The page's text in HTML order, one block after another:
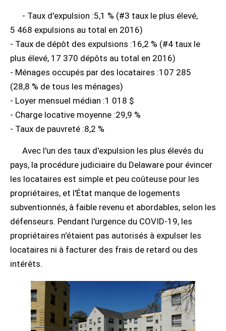
- Taux d'expulsion :5,1 % (#3 taux le plus élevé,
5 468 expulsions au total en 2016)
- Taux de dépôt des expulsions :16,2 % (#4 taux le
plus élevé, 17 370 dépôts au total en 2016)
- Ménages occupés par des locataires :107 285
(28,8 % de tous les ménages)
- Loyer mensuel médian :1 018 $
- Charge locative moyenne :29,9 %
- Taux de pauvreté :8,2 %
Avec l'un des taux d'expulsion les plus élevés du
pays, la procédure judiciaire du Delaware pour évincer
les locataires est simple et peu coûteuse pour les
propriétaires, et l'État manque de logements
subventionnés, à faible revenu et abordables, selon les
défenseurs. Pendant l'urgence du COVID-19, les
propriétaires n'étaient pas autorisés à expulser les
locataires ni à facturer des frais de retard ou des
intérêts.